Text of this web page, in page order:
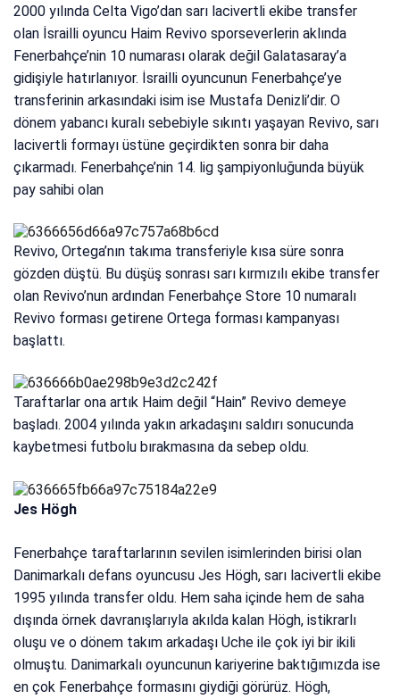
2000 yılında Celta Vigo’dan sarı lacivertli ekibe transfer
olan İsrailli oyuncu Haim Revivo sporseverlerin aklında
Fenerbahçe’nin 10 numarası olarak değil Galatasaray’a
gidişiyle hatırlanıyor. İsrailli oyuncunun Fenerbahçe’ye
transferinin arkasındaki isim ise Mustafa Denizli’dir. O
dönem yabancı kuralı sebebiyle sıkıntı yaşayan Revivo, sarı
lacivertli formayı üstüne geçirdikten sonra bir daha
çıkarmadı. Fenerbahçe’nin 14. lig şampiyonluğunda büyük
pay sahibi olan
Revivo, Ortega’nın takıma transferiyle kısa süre sonra
gözden düştü. Bu düşüş sonrası sarı kırmızılı ekibe transfer
olan Revivo’nun ardından Fenerbahçe Store 10 numaralı
Revivo forması getirene Ortega forması kampanyası
başlattı.
Taraftarlar ona artık Haim değil “Hain” Revivo demeye
başladı. 2004 yılında yakın arkadaşını saldırı sonucunda
kaybetmesi futbolu bırakmasına da sebep oldu.
Jes Högh
Fenerbahçe taraftarlarının sevilen isimlerinden birisi olan
Danimarkalı defans oyuncusu Jes Högh, sarı lacivertli ekibe
1995 yılında transfer oldu. Hem saha içinde hem de saha
dışında örnek davranışlarıyla akılda kalan Högh, istikrarlı
oluşu ve o dönem takım arkadaşı Uche ile çok iyi bir ikili
olmuştu. Danimarkalı oyuncunun kariyerine baktığımızda ise
en çok Fenerbahçe formasını giydiği görürüz. Högh,